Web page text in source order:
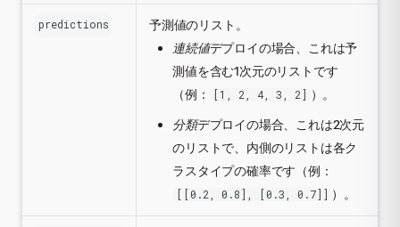
predictions
予測値のリスト。
連続値デプロイの場合、これは予
測値を含む1次元のリストです
（例：
[1, 2, 4, 3, 2] ）。
分類デプロイの場合、これは2次元
のリストで、内側のリストは各ク
ラスタイプの確率です（例：
[[0.2, 0.8], [0.3, 0.7]] ）。